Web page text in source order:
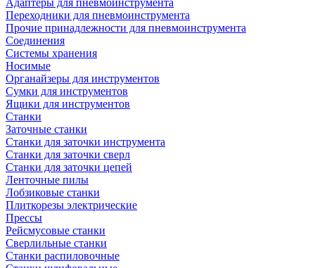
Адаптеры для пневмоинструмента
Переходники для пневмоинструмента
Прочие принадлежности для пневмоинструмента
Соединения
Системы хранения
Носимые
Органайзеры для инструментов
Сумки для инструментов
Ящики для инструментов
Станки
Заточные станки
Станки для заточки инструмента
Станки для заточки сверл
Станки для заточки цепей
Ленточные пилы
Лобзиковые станки
Плиткорезы электрические
Прессы
Рейсмусовые станки
Сверлильные станки
Станки распиловочные